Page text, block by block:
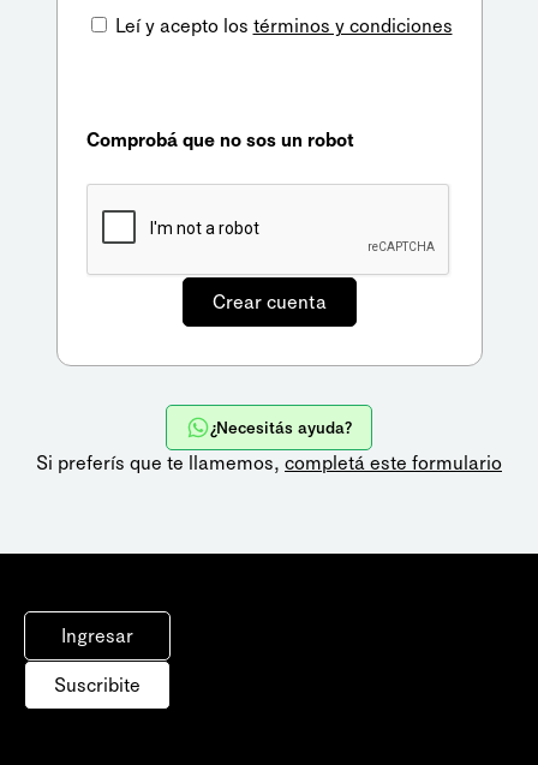
Leí y acepto los términos y condiciones
Comprobá que no sos un robot
¿Necesitás ayuda?
Si preferís que te llamemos, completá este formulario
Ingresar
Suscribite